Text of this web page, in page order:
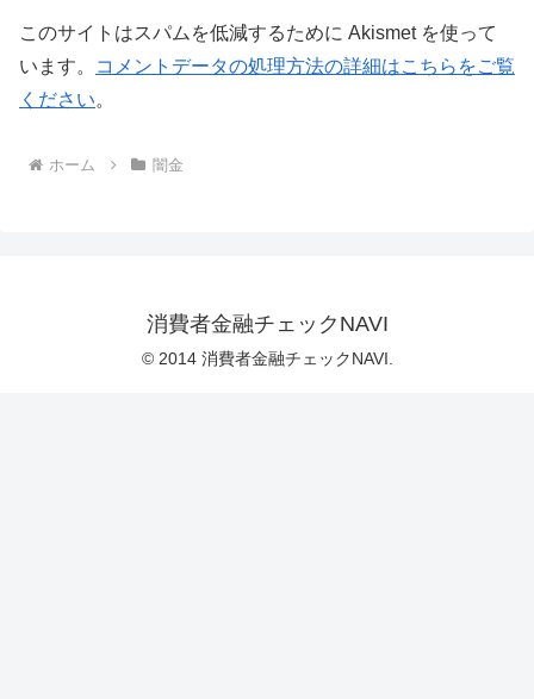
このサイトはスパムを低減するために Akismet を使って
います。
コメントデータの処理方法の詳細はこちらをご覧
ください。
ホーム 闇金
消費者金融チェックNAVI
© 2014 消費者金融チェックNAVI.